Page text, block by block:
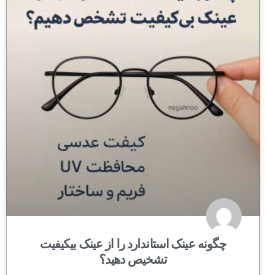
چگونه عینک استاندارد را از عینک بیکیفیت
تشخیص دهید؟